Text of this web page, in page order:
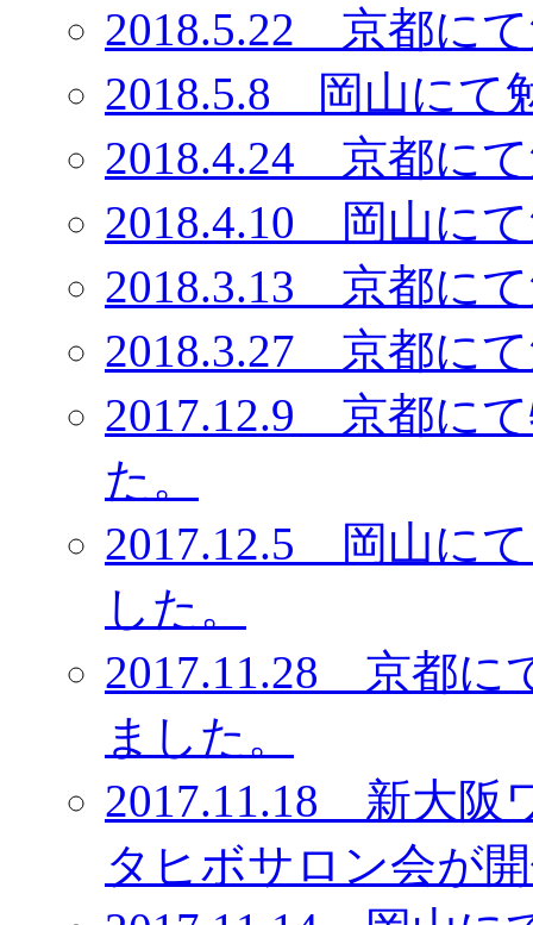
2018.5.22 京都に
2018.5.8 岡山にて
2018.4.24 京都に
2018.4.10 岡山に
2018.3.13 京都に
2018.3.27 京都に
2017.12.9 京都に
た。
2017.12.5 岡山に
した。
2017.11.28 京都に
ました。
2017.11.18 新大阪
タヒボサロン会が